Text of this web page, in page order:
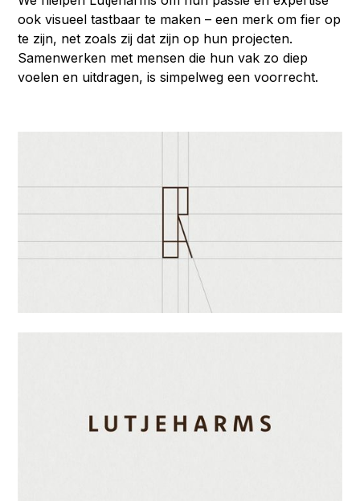
ook visueel tastbaar te maken – een merk om fier op
te zijn, net zoals zij dat zijn op hun projecten.
Samenwerken met mensen die hun vak zo diep
voelen en uitdragen, is simpelweg een voorrecht.